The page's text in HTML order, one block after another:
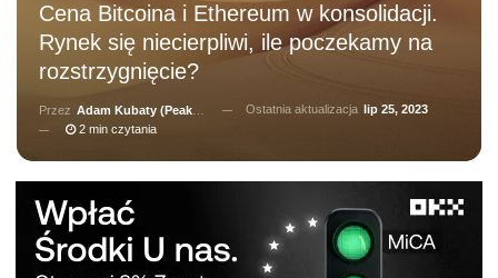
Cena Bitcoina i Ethereum w konsolidacji.
Rynek się niecierpliwi, ile poczekamy na
rozstrzygnięcie?
Przez Adam Kubaty (peakhunter) Ostatnia aktualizacja lip 25, 2023
2 min czytania